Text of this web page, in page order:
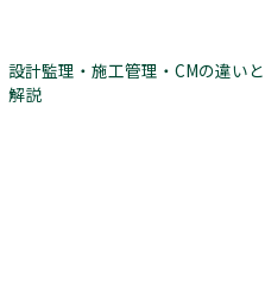
設計監理・施工管理・CMの違い
解説